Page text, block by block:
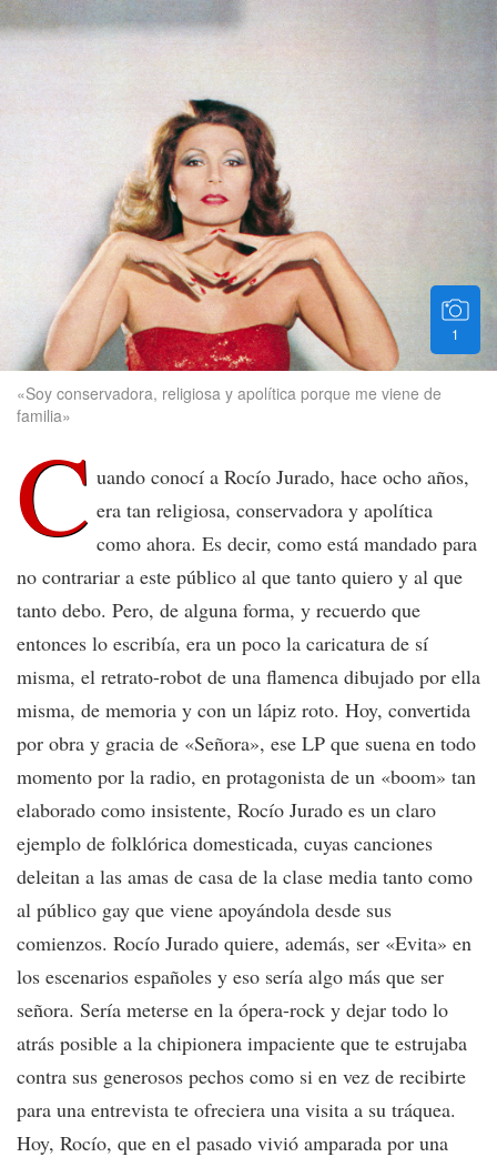
1
«Soy conservadora, religiosa y apolítica porque me viene de
familia»
C uando conocí a Rocío Jurado, hace ocho años,
era tan religiosa, conservadora y apolítica
como ahora. Es decir, como está mandado para
no contrariar a este público al que tanto quiero y al que
tanto debo. Pero, de alguna forma, y recuerdo que
entonces lo escribía, era un poco la caricatura de sí
misma, el retrato-robot de una flamenca dibujado por ella
misma, de memoria y con un lápiz roto. Hoy, convertida
por obra y gracia de «Señora», ese LP que suena en todo
momento por la radio, en protagonista de un «boom» tan
elaborado como insistente, Rocío Jurado es un claro
ejemplo de folklórica domesticada, cuyas canciones
deleitan a las amas de casa de la clase media tanto como
al público gay que viene apoyándola desde sus
comienzos. Rocío Jurado quiere, además, ser «Evita» en
los escenarios españoles y eso sería algo más que ser
señora. Sería meterse en la ópera-rock y dejar todo lo
atrás posible a la chipionera impaciente que te estrujaba
contra sus generosos pechos como si en vez de recibirte
para una entrevista te ofreciera una visita a su tráquea.
Hoy, Rocío, que en el pasado vivió amparada por una